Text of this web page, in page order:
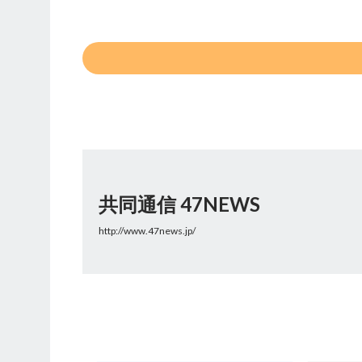
共同通信 47NEWS
http://www.47news.jp/